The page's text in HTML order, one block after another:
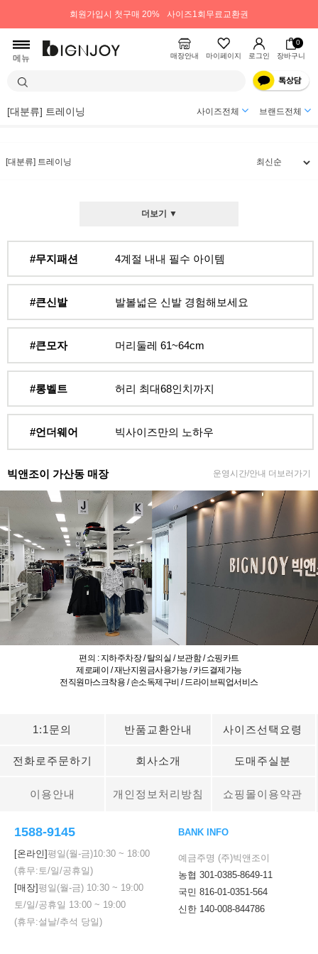
회원가입시 첫구매 20% 사이즈1회무료교환권
메뉴 매장안내 마이페이지 로그인
0
장바구니
[대분류] 트레이닝 사이즈전체 브랜드전체
[대분류] 트레이닝
더보기 ▼
#무지패션 4계절 내내 필수 아이템
#큰신발 발볼넓은 신발 경험해보세요
#큰모자 머리둘레 61~64cm
#롱벨트 허리 최대68인치까지
#언더웨어 빅사이즈만의 노하우
빅앤조이 가산동 매장 운영시간/안내 더보러가기
편의 : 지하주차장 / 탈의실 / 보관함 / 쇼핑카트
제로페이 / 재난지원금사용가능 / 카드결제가능
전직원마스크착용 / 손소독제구비 / 드라이브픽업서비스
1:1문의 반품교환안내 사이즈선택요령
전화로주문하기 회사소개 도매주실분
이용안내 개인정보처리방침 쇼핑몰이용약관
1588-9145
[온라인]평일(월-금)10:30 ~ 18:00
(휴무:토/일/공휴일)
[매장]평일(월-금) 10:30 ~ 19:00
토/일/공휴일 13:00 ~ 19:00
(휴무:설날/추석 당일)
BANK INFO
예금주명 (주)빅앤조이
농협 301-0385-8649-11
국민 816-01-0351-564
신한 140-008-844786